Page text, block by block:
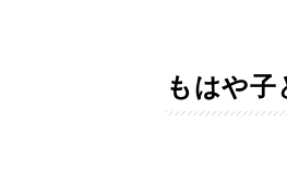
もはや